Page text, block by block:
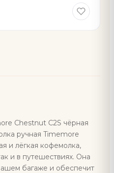
Chestnut C2S чёрная
ручная Timemore
и лёгкая кофемолка,
и в путешествиях. Она
багаже и обеспечит